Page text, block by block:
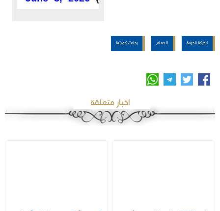
الحركة الجوية الدمام رحلات كويتية
اخبار متعلقة